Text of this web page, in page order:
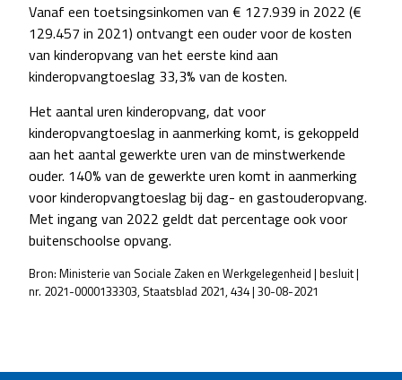
Vanaf een toetsingsinkomen van € 127.939 in 2022 (€
129.457 in 2021) ontvangt een ouder voor de kosten
van kinderopvang van het eerste kind aan
kinderopvangtoeslag 33,3% van de kosten.
Het aantal uren kinderopvang, dat voor
kinderopvangtoeslag in aanmerking komt, is gekoppeld
aan het aantal gewerkte uren van de minstwerkende
ouder. 140% van de gewerkte uren komt in aanmerking
voor kinderopvangtoeslag bij dag- en gastouderopvang.
Met ingang van 2022 geldt dat percentage ook voor
buitenschoolse opvang.
Bron: Ministerie van Sociale Zaken en Werkgelegenheid | besluit |
nr. 2021-0000133303, Staatsblad 2021, 434 | 30-08-2021
NAVIGATION